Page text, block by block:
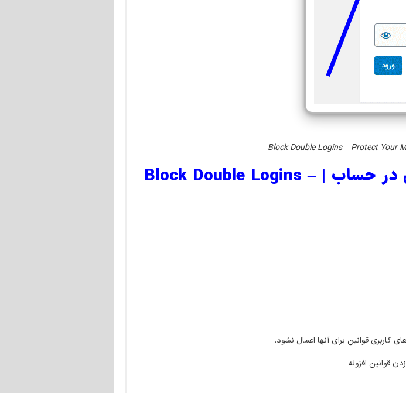
ویژگی های افزونه جلوگیری از چندین ورود همزمان در حساب | Block Double Logins –
کاربری قوانین برای آنها اعمال نشود.
قوانین افزونه